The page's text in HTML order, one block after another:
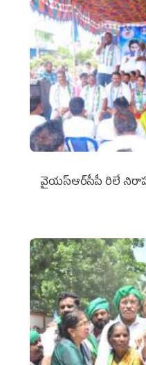
వైయ‌స్ఆర్‌సీపీ రిలే